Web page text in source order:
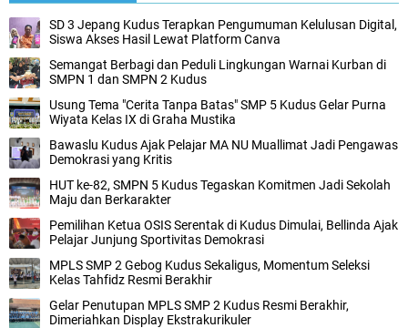
SD 3 Jepang Kudus Terapkan Pengumuman Kelulusan Digital,
Siswa Akses Hasil Lewat Platform Canva
Semangat Berbagi dan Peduli Lingkungan Warnai Kurban di
SMPN 1 dan SMPN 2 Kudus
Usung Tema "Cerita Tanpa Batas" SMP 5 Kudus Gelar Purna
Wiyata Kelas IX di Graha Mustika
Bawaslu Kudus Ajak Pelajar MA NU Muallimat Jadi Pengawas
Demokrasi yang Kritis
HUT ke-82, SMPN 5 Kudus Tegaskan Komitmen Jadi Sekolah
Maju dan Berkarakter
Pemilihan Ketua OSIS Serentak di Kudus Dimulai, Bellinda Ajak
Pelajar Junjung Sportivitas Demokrasi
MPLS SMP 2 Gebog Kudus Sekaligus, Momentum Seleksi
Kelas Tahfidz Resmi Berakhir
Gelar Penutupan MPLS SMP 2 Kudus Resmi Berakhir,
Dimeriahkan Display Ekstrakurikuler